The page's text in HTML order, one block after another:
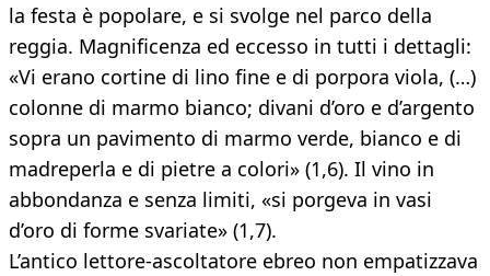
la festa è popolare, e si svolge nel parco della
reggia. Magnificenza ed eccesso in tutti i dettagli:
«Vi erano cortine di lino fine e di porpora viola, (…)
colonne di marmo bianco; divani d’oro e d’argento
sopra un pavimento di marmo verde, bianco e di
madreperla e di pietre a colori» (1,6). Il vino in
abbondanza e senza limiti, «si porgeva in vasi
d’oro di forme svariate» (1,7).
L’antico lettore-ascoltatore ebreo non empatizzava